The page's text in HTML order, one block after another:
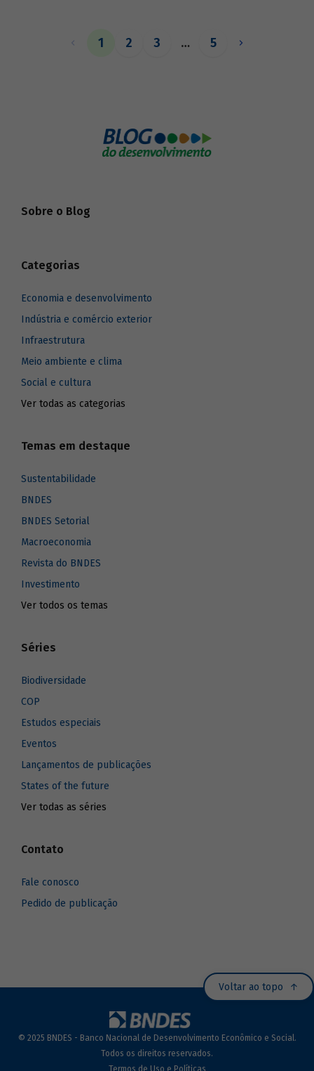
1 2 3 … 5
Sobre o Blog
Categorias
Economia e desenvolvimento
Indústria e comércio exterior
Infraestrutura
Meio ambiente e clima
Social e cultura
Ver todas as categorias
Temas em destaque
Sustentabilidade
BNDES
BNDES Setorial
Macroeconomia
Revista do BNDES
Investimento
Ver todos os temas
Séries
Biodiversidade
COP
Estudos especiais
Eventos
Lançamentos de publicações
States of the future
Ver todas as séries
Contato
Fale conosco
Pedido de publicação
Voltar ao topo
© 2025 BNDES - Banco Nacional de Desenvolvimento Econômico e Social.
Todos os direitos reservados.
Termos de Uso e Políticas